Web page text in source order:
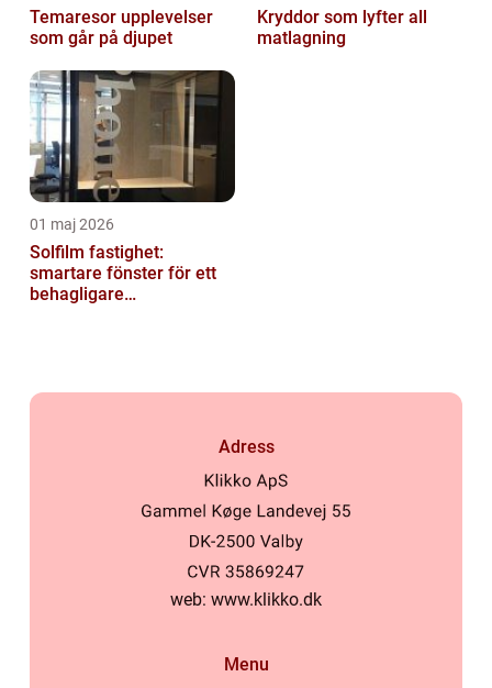
Temaresor upplevelser
som går på djupet
Kryddor som lyfter all
matlagning
01 maj 2026
Solfilm fastighet:
smartare fönster för ett
behagligare
Adress
web: www.klikko.dk
Menu